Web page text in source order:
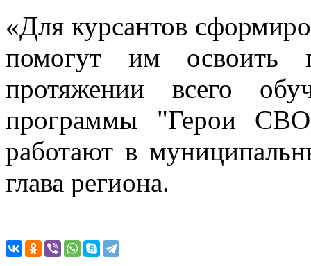
«Для курсантов
помогут им освоить
протяжении всего
программы "Герои
работают в
глава региона.